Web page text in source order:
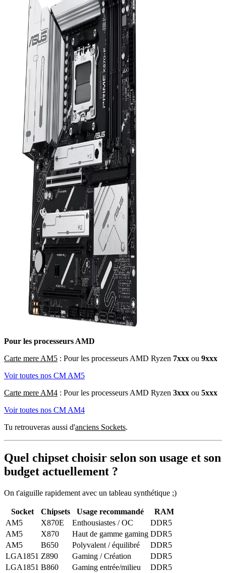
Pour les processeurs AMD
Carte mere AM5 : Pour les processeurs AMD Ryzen 7xxx ou 9xxx
Voir toutes nos CM AM5
Carte mere AM4 : Pour les processeurs AMD Ryzen 3xxx ou 5xxx
Voir toutes nos CM AM4
Tu retrouveras aussi d'anciens Sockets.
Quel chipset choisir selon son usage et son
budget actuellement ?
On t'aiguille rapidement avec un tableau synthétique ;)
Socket Chipsets Usage recommandé
RAM
AM5
X870E Enthousiastes / OC
DDR5
AM5
X870 Haut de gamme gaming DDR5
AM5
B650 Polyvalent / équilibré
DDR5
LGA1851 Z890 Gaming / Création
DDR5
LGA1851 B860 Gaming entrée/milieu
DDR5